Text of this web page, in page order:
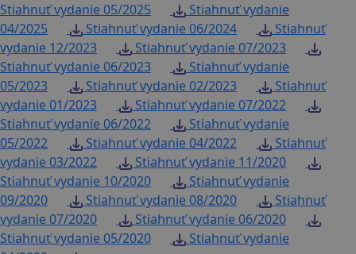
Stiahnuť vydanie 05/2025
Stiahnuť vydanie
04/2025
Stiahnuť vydanie 06/2024
Stiahnuť
vydanie 12/2023
Stiahnuť vydanie 07/2023
Stiahnuť vydanie 06/2023
Stiahnuť vydanie
05/2023
Stiahnuť vydanie 02/2023
Stiahnuť
vydanie 01/2023
Stiahnuť vydanie 07/2022
Stiahnuť vydanie 06/2022
Stiahnuť vydanie
05/2022
Stiahnuť vydanie 04/2022
Stiahnuť
vydanie 03/2022
Stiahnuť vydanie 11/2020
Stiahnuť vydanie 10/2020
Stiahnuť vydanie
09/2020
Stiahnuť vydanie 08/2020
Stiahnuť
vydanie 07/2020
Stiahnuť vydanie 06/2020
Stiahnuť vydanie 05/2020
Stiahnuť vydanie